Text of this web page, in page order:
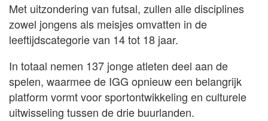
Met uitzondering van futsal, zullen alle disciplines
zowel jongens als meisjes omvatten in de
leeftijdscategorie van 14 tot 18 jaar.
In totaal nemen 137 jonge atleten deel aan de
spelen, waarmee de IGG opnieuw een belangrijk
platform vormt voor sportontwikkeling en culturele
uitwisseling tussen de drie buurlanden.